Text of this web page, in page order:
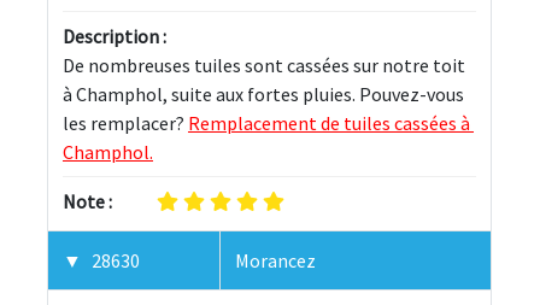
Description :
De nombreuses tuiles sont cassées sur notre toit
à Champhol, suite aux fortes pluies. Pouvez-vous
les remplacer? Remplacement de tuiles cassées à
Champhol.
Note :
28630 Morancez